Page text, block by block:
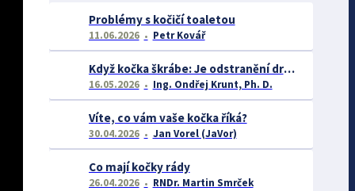
Problémy s kočičí toaletou
11.06.2026 Petr Kovář
Když kočka škrábe: Je odstranění drápů opravdu řešením? A co říká věda o chování takových koček?
16.05.2026 Ing. Ondřej Krunt, Ph. D.
Víte, co vám vaše kočka říká?
30.04.2026 Jan Vorel (JaVor)
Co mají kočky rády
26.04.2026 RNDr. Martin Smrček